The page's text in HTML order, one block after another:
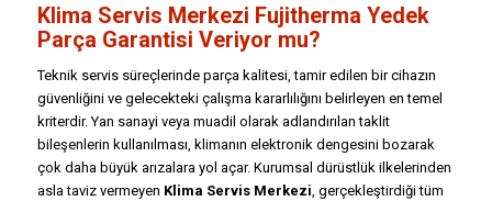
Klima Servis Merkezi Fujitherma Yedek
Parça Garantisi Veriyor mu?
Teknik servis süreçlerinde parça kalitesi, tamir edilen bir cihazın
güvenliğini ve gelecekteki çalışma kararlılığını belirleyen en temel
kriterdir. Yan sanayi veya muadil olarak adlandırılan taklit
bileşenlerin kullanılması, klimanın elektronik dengesini bozarak
çok daha büyük arızalara yol açar. Kurumsal dürüstlük ilkelerinden
asla taviz vermeyen Klima Servis Merkezi, gerçekleştirdiği tüm